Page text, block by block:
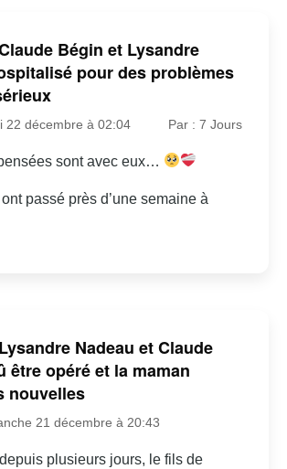
Bégin et Lysandre
pour des problèmes
22 décembre à 02:04 Par : 7 Jours
sont avec eux…
passé près d’une semaine à
Nadeau et Claude
être opéré et la maman
nouvelles
21 décembre à 20:43
plusieurs jours, le fils de